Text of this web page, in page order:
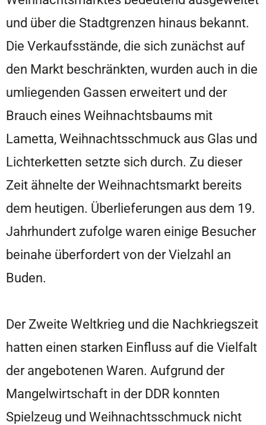
und über die Stadtgrenzen hinaus bekannt.
Die Verkaufsstände, die sich zunächst auf
den Markt beschränkten, wurden auch in die
umliegenden Gassen erweitert und der
Brauch eines Weihnachtsbaums mit
Lametta, Weihnachtsschmuck aus Glas und
Lichterketten setzte sich durch. Zu dieser
Zeit ähnelte der Weihnachtsmarkt bereits
dem heutigen. Überlieferungen aus dem 19.
Jahrhundert zufolge waren einige Besucher
beinahe überfordert von der Vielzahl an
Buden.
Der Zweite Weltkrieg und die Nachkriegszeit
hatten einen starken Einfluss auf die Vielfalt
der angebotenen Waren. Aufgrund der
Mangelwirtschaft in der DDR konnten
Spielzeug und Weihnachtsschmuck nicht